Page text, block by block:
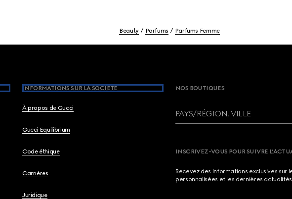
Beauty Parfums Parfums Femme
INFORMATIONS SUR LA SOCIETE
À propos de Gucci
Gucci Equilibrium
Code éthique
Carrières
Juridique
NOS BOUTIQUES
PAYS/RÉGION, VILLE
INSCRIVEZ-VOUS POUR SUIVRE
Recevez des informations exclusives sur
personnalisées et les dernières